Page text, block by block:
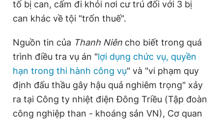
T
i
m
e
n
tố bị can, cấm đi khỏi nơi cư trú đối với 3 bị
can khác về tội "trốn thuế".
Nguồn tin của Thanh Niên cho biết trong quá
trình điều tra vụ án "lợi dụng chức vụ, quyền
hạn trong thi hành công vụ" và "vi phạm quy
định đấu thầu gây hậu quả nghiêm trọng" xảy
ra tại Công ty nhiệt điện Đông Triều (Tập đoàn
công nghiệp than - khoáng sản VN), Cơ quan